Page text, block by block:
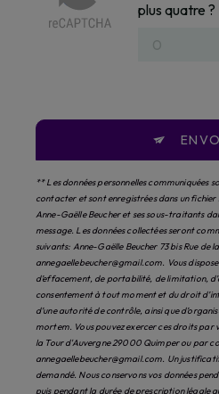
plus quatre ?
** Les données personnelles communiquées
contacter et sont enregistrées dans un
Anne-Gaëlle Beucher et ses sous-traitants
message. Les données collectées seront
suivants: Anne-Gaëlle Beucher 73 bis Rue
annegaellebeucher@gmail.com. Vous
d’effacement, de portabilité, de limitation,
consentement à tout moment et du droit
d’une autorité de contrôle, ainsi que
mortem. Vous pouvez exercer ces droits par
la Tour d'Auvergne 29000 Quimper ou par
annegaellebeucher@gmail.com. Un
demandé. Nous conservons vos données
puis pendant la durée de prescription légale